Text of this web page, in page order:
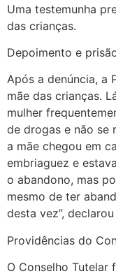
Uma testemunha
das crianças.
Depoimento e
Após a denúncia, a
mãe das crianças.
mulher
de drogas e não se
a mãe chegou em
embriaguez e
o abandono, mas
mesmo de ter
desta vez”, declarou
Providências do
O Conselho Tutelar